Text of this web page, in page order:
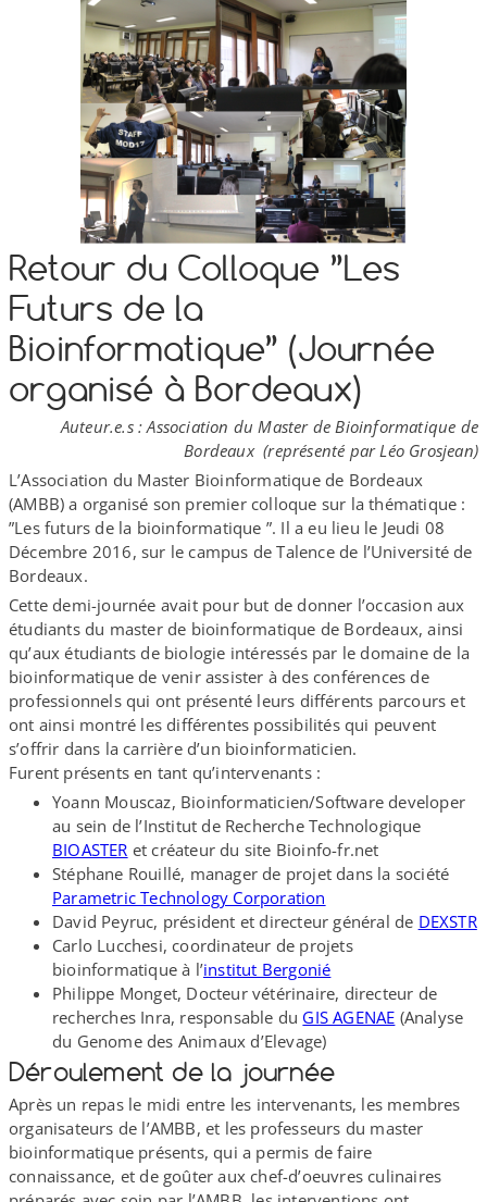
Retour du Colloque ”Les
Futurs de la
Bioinformatique” (Journée
organisé à Bordeaux)
Auteur.e.s : Association du Master de Bioinformatique de
Bordeaux (représenté par Léo Grosjean)
L’Association du Master Bioinformatique de Bordeaux
(AMBB) a organisé son premier colloque sur la thématique :
”Les futurs de la bioinformatique ”. Il a eu lieu le Jeudi 08
Décembre 2016, sur le campus de Talence de l’Université de
Bordeaux.
Cette demi-​journée avait pour but de donner l’occasion aux
étudiants du master de bioinformatique de Bordeaux, ainsi
qu’aux étudiants de biologie intéressés par le domaine de la
bioinformatique de venir assister à des conférences de
professionnels qui ont présenté leurs différents parcours et
ont ainsi montré les différentes possibilités qui peuvent
s’offrir dans la carrière d’un bioinformaticien.
Furent présents en tant qu’intervenants :
Yoann Mouscaz, Bioinformaticien/​Software developer
au sein de l’Institut de Recherche Technologique
BIOASTER et créateur du site Bioinfo​-fr​.net
Stéphane Rouillé, manager de projet dans la société
Parametric Technology Corporation
David Peyruc, président et directeur général de DEXSTR
Carlo Lucchesi, coordinateur de projets
bioinformatique à l’institut Bergonié
Philippe Monget, Docteur vétérinaire, directeur de
recherches Inra, responsable du GIS AGENAE (Analyse
du Genome des Animaux d’Elevage)
Déroulement de la journée
Après un repas le midi entre les intervenants, les membres
organisateurs de l’AMBB, et les professeurs du master
bioinformatique présents, qui a permis de faire
connaissance, et de goûter aux chef-d’oeuvres culinaires